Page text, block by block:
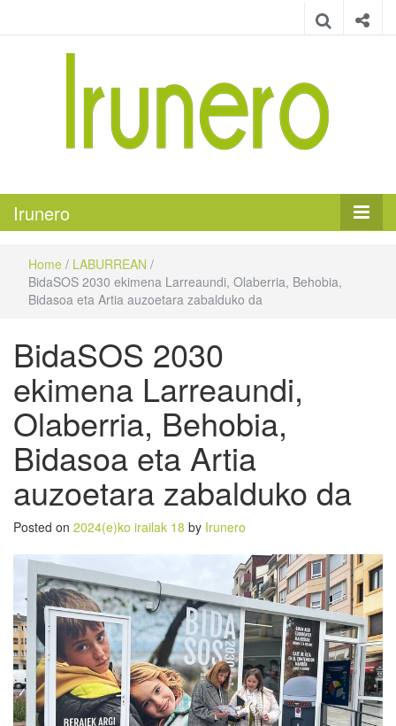
Irunero
Home / LABURREAN /
BidaSOS 2030 ekimena Larreaundi, Olaberria, Behobia,
Bidasoa eta Artia auzoetara zabalduko da
BidaSOS 2030
ekimena Larreaundi,
Olaberria, Behobia,
Bidasoa eta Artia
auzoetara zabalduko da
Posted on 2024(e)ko irailak 18 by Irunero